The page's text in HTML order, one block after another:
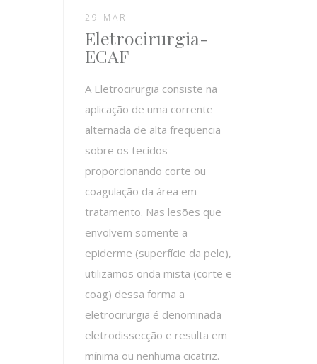
29 MAR
Eletrocirurgia-
ECAF
A Eletrocirurgia consiste na
aplicação de uma corrente
alternada de alta frequencia
sobre os tecidos
proporcionando corte ou
coagulação da área em
tratamento. Nas lesões que
envolvem somente a
epiderme (superfície da pele),
utilizamos onda mista (corte e
coag) dessa forma a
eletrocirurgia é denominada
eletrodissecção e resulta em
mínima ou nenhuma cicatriz.